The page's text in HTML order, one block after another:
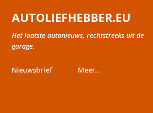
Doorgaan naar hoofdcontent
AUTOLIEFHEBBER.EU
Het laatste autonieuws, rechtstreeks uit de
garage.
Nieuwsbrief Meer…